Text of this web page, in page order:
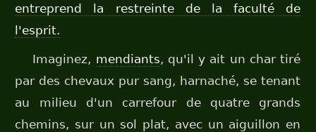
entreprend la restreinte de la faculté de
l'esprit.
Imaginez, mendiants, qu'il y ait un char tiré
par des chevaux pur sang, harnaché, se tenant
au milieu d'un carrefour de quatre grands
chemins, sur un sol plat, avec un aiguillon en